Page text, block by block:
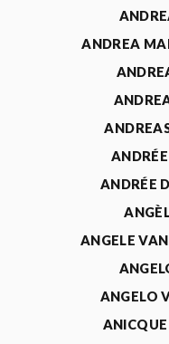
ANDREA
ANDRÉE
ANGELE
ANGELO
ANICQUE